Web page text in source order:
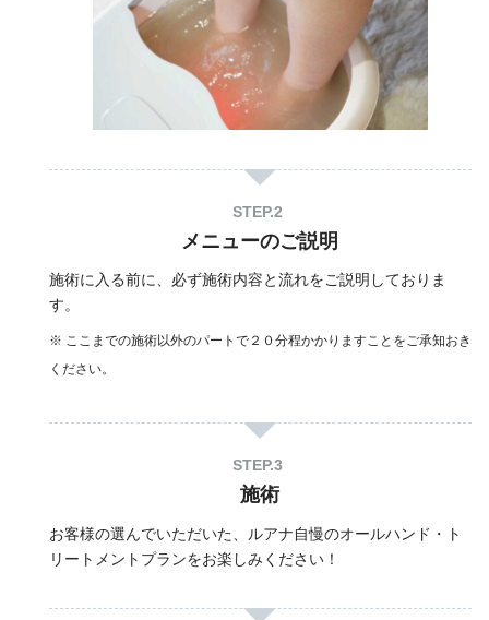
メニューのご説明
施術に入る前に、必ず施術内容と流れをご説明しておりま
す。
※ ここまでの施術以外のパートで２０分程かかりますことをご承知おき
ください。
施術
お客様の選んでいただいた、ルアナ自慢のオールハンド・ト
リートメントプランをお楽しみください！